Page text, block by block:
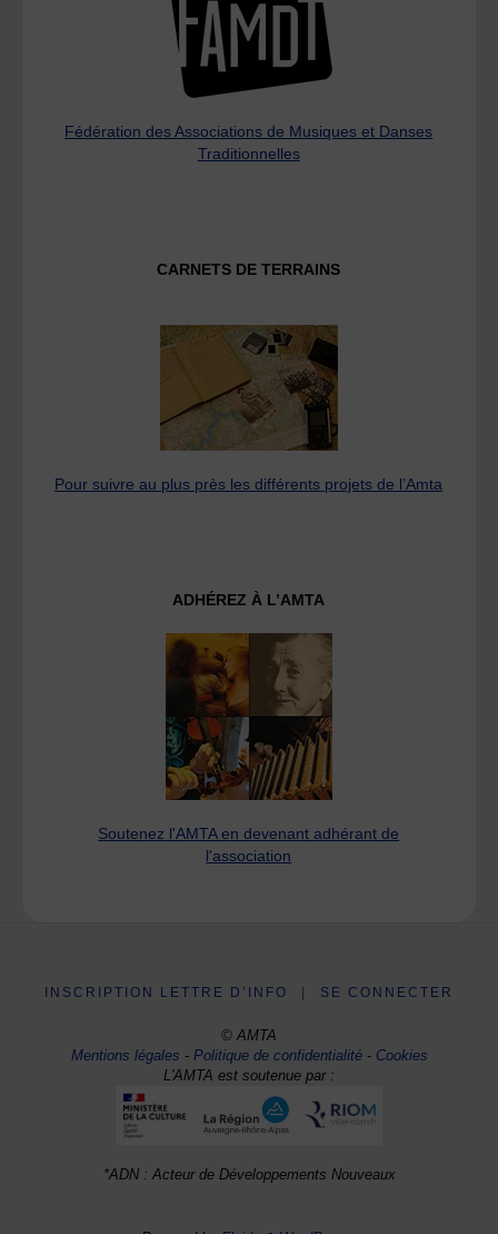
Fédération des Associations de Musiques et Danses
Traditionnelles
CARNETS DE TERRAINS
Pour suivre au plus près les différents projets de l’Amta
ADHÉREZ À L’AMTA
Soutenez l'AMTA en devenant adhérant de
l'association
INSCRIPTION LETTRE D’INFO SE CONNECTER
© AMTA
Mentions légales -Politique de confidentialité- Cookies
L'AMTA est soutenue par :
*ADN : Acteur de Développements Nouveaux